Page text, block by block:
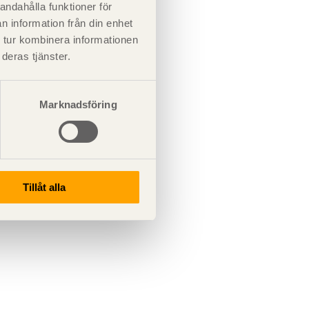
funktioner för
information från din enhet
kombinera informationen
tjänster.
Marknadsföring
Tillåt alla